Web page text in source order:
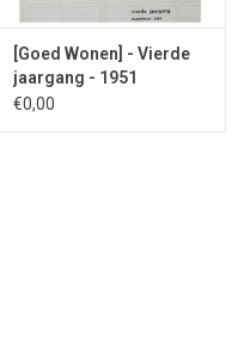
[Goed Wonen] - Vierde
jaargang - 1951
€0,00